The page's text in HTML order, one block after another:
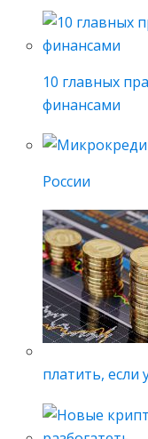
10 главных
финансами
России
платить, если